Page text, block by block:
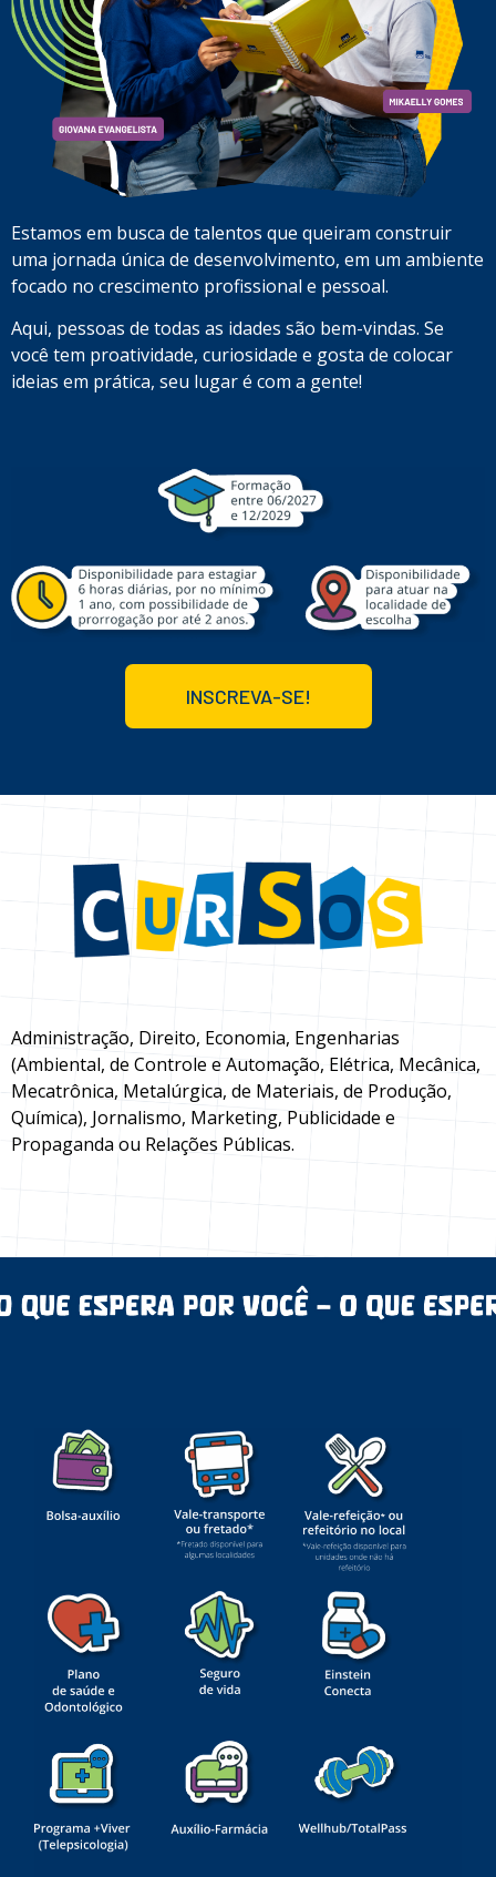
Estamos em busca de talentos que queiram construir
uma jornada única de desenvolvimento, em um ambiente
focado no crescimento profissional e pessoal.
Aqui, pessoas de todas as idades são bem-vindas. Se
você tem proatividade, curiosidade e gosta de colocar
ideias em prática, seu lugar é com a gente!
INSCREVA-SE!
Administração, Direito, Economia, Engenharias
(Ambiental, de Controle e Automação, Elétrica, Mecânica,
Mecatrônica, Metalúrgica, de Materiais, de Produção,
Química), Jornalismo, Marketing, Publicidade e
Propaganda ou Relações Públicas.